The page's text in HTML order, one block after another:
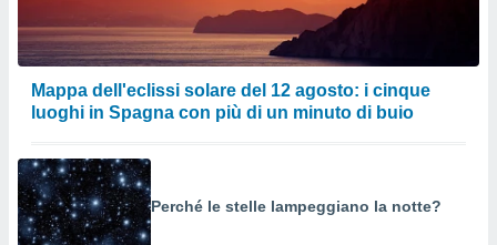
Mappa dell'eclissi solare del 12 agosto: i cinque
luoghi in Spagna con più di un minuto di buio
Perché le stelle lampeggiano la notte?